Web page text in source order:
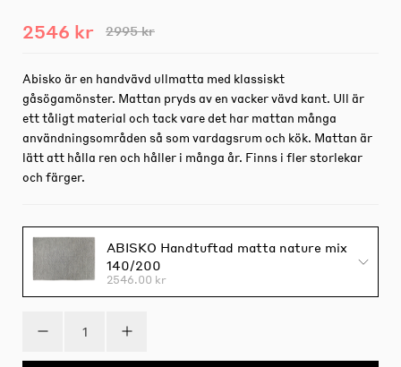
2546 kr 2995 kr
Abisko är en handvävd ullmatta med klassiskt
gåsögamönster. Mattan pryds av en vacker vävd kant. Ull är
ett tåligt material och tack vare det har mattan många
användningsområden så som vardagsrum och kök. Mattan är
lätt att hålla ren och håller i många år. Finns i fler storlekar
och färger.
ABISKO Handtuftad matta nature mix
140/200
2546.00 kr